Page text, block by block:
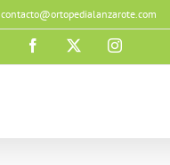
contacto@ortopedialanzarote.com
Facebook Instagram